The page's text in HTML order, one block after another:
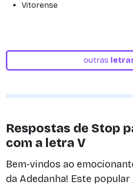
Vitorense
outras
Respostas de Stop
com a letra V
Bem-vindos ao
da Adedanha! Este